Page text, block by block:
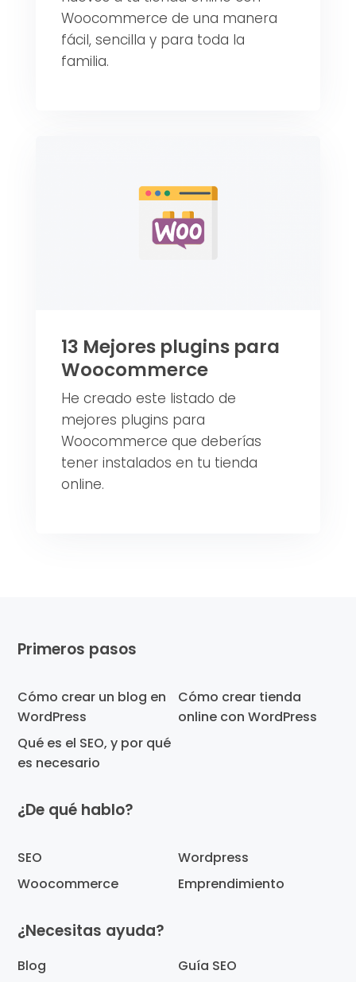
Woocommerce de una manera
fácil, sencilla y para toda la
familia.
13 Mejores plugins para
Woocommerce
He creado este listado de
mejores plugins para
Woocommerce que deberías
tener instalados en tu tienda
online.
Footer
Primeros pasos
Cómo crear un blog en
WordPress
Cómo crear tienda
online con WordPress
Qué es el SEO, y por qué
es necesario
¿De qué hablo?
SEO
Wordpress
Woocommerce
Emprendimiento
¿Necesitas ayuda?
Blog Guía SEO